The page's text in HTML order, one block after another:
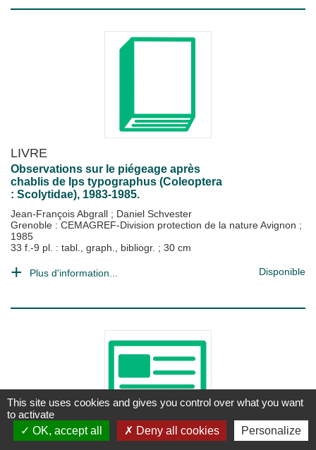
LIVRE
Observations sur le piégeage après
chablis de Ips typographus (Coleoptera
: Scolytidae), 1983-1985.
Jean-François Abgrall ; Daniel Schvester
Grenoble : CEMAGREF-Division protection de la nature Avignon ;
1985
33 f.-9 pl. : tabl., graph., bibliogr. ; 30 cm
Plus d'information... Disponible
This site uses cookies and gives you control over what you want
to activate
OK, accept all
Deny all cookies Personalize